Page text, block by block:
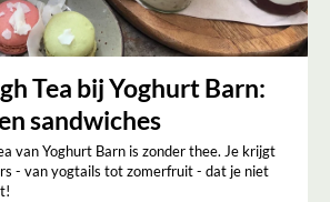
Tea bij Yoghurt Barn:
sandwiches
van Yoghurt Barn is zonder thee. Je krijgt
- van yogtails tot zomerfruit - dat je niet